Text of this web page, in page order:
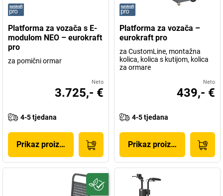
Platforma za vozača s E-
modulom NEO – eurokraft
pro
za pomični ormar
Neto
3.725,- €
4-5 tjedana
Prikaz proizvoda
Platforma za vozača –
eurokraft pro
za CustomLine, montažna
kolica, kolica s kutijom, kolica
za ormare
Neto
439,- €
4-5 tjedana
Prikaz proizvoda